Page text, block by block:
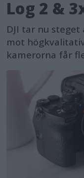
Log 2 &
DJI tar nu
mot
kamerorna får